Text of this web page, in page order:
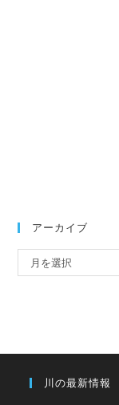
アーカイブ
ー
月を選択
川の最新情報